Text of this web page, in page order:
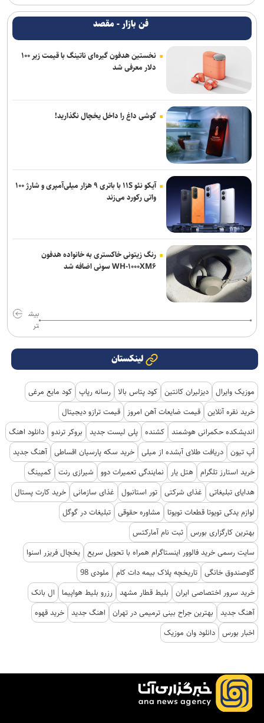
فن بازار - مقصد
نخستین هدفون گیره‌ای ناتینگ با قیمت زیر ۱۰۰
دلار معرفی شد
گوشی داغ را داخل یخچال نگذارید!
آیکو نئو ۱۱S با باتری ۹ هزار میلی‌آمپری و شارژ ۱۰۰
واتی رکورد می‌زند
رنگ زیتونی خاکستری به خانواده هدفون
WH-۱۰۰۰XM۶ سونی اضافه شد
بیش
تر
لینکستان
موزیک وایرال دیزلیران کانتین کود پتاس بالا رسانه رپاپ کود مایع مرغی
خرید نقره آنلاین قیمت ضایعات آهن امروز
قیمت ترازو دیجیتال
اندیشکده حکمرانی هوشمند کشنده پلی لیست جدید بروکر ترندو دانلود اهنگ
آپ تیون دریافت طلای آبشده از میلی خرید سکه پارسیان اقساطی آهنگ جدید
خرید استارز تلگرام هتل یار نمایندگی تعمیرات دوو شیرازی رنت کمپینگ
هدایای تبلیغاتی
غذای شرکتی تور استانبول غذای سازمانی خرید کارت پستال
لوازم یدکی تویوتا قطعات تویوتا
مشاوره حقوقی تبلیغات در گوگل
بهترین کارگزاری بورس ثبت نام آمارکتس
سایت رسمی خرید فالوور اینستاگرام همراه با تحویل سریع یخچال فریزر اسنوا
گاوصندوق خانگی تاریخچه پلاک بیمه دات کام
ملودی 98
خرید سرور اختصاصی ایران
بلیط قطار مشهد رزرو بلیط هواپیما
ال بانک
آهنگ جدید
بهترین جراح بینی ترمیمی در تهران اهنگ جدید خرید قهوه
اخبار بورس دانلود وان موزیک